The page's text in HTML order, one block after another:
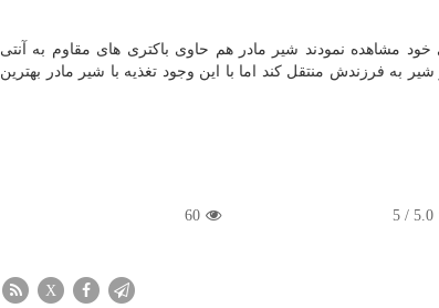
مشاهده نمودند شیر مادر هم حاوی باكتری های مقاوم به آنتی
به فرزندش منتقل كند اما با این وجود تغذیه با شیر مادر بهترین
5.0
/
5
60
X